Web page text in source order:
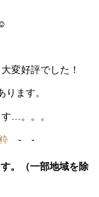
変好評でした！
ます。
…。。。
- -
。（一部地域を除